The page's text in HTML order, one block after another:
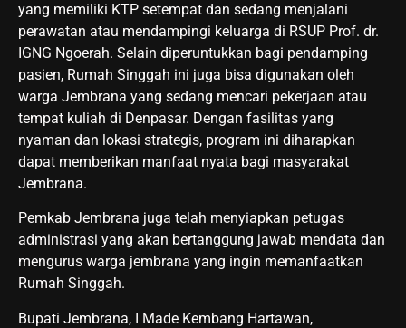
yang memiliki KTP setempat dan sedang menjalani
perawatan atau mendampingi keluarga di RSUP Prof. dr.
IGNG Ngoerah. Selain diperuntukkan bagi pendamping
pasien, Rumah Singgah ini juga bisa digunakan oleh
warga Jembrana yang sedang mencari pekerjaan atau
tempat kuliah di Denpasar. Dengan fasilitas yang
nyaman dan lokasi strategis, program ini diharapkan
dapat memberikan manfaat nyata bagi masyarakat
Jembrana.
Pemkab Jembrana juga telah menyiapkan petugas
administrasi yang akan bertanggung jawab mendata dan
mengurus warga jembrana yang ingin memanfaatkan
Rumah Singgah.
Bupati Jembrana, I Made Kembang Hartawan,